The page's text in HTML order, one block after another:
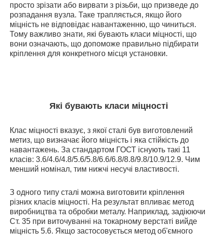
просто зрізати або вирвати з різьби, що призведе до
розпадання вузла. Таке трапляється, якщо його
міцність не відповідає навантаженню, що чиниться.
Тому важливо знати, які бувають класи міцності, що
вони означають, що допоможе правильно підбирати
кріплення для конкретного місця установки.
Які бувають класи міцності
Клас міцності вказує, з якої сталі був виготовлений
метиз, що визначає його міцність і яка стійкість до
навантажень. За стандартом ГОСТ існують такі 11
класів: 3.6/4.6/4.8/5.6/5.8/6.6/6.8/8.8/9.8/10.9/12.9. Чим
менший номінал, тим нижчі несучі властивості.
З одного типу сталі можна виготовити кріплення
різних класів міцності. На результат впливає метод
виробництва та обробки металу. Наприклад, задіюючи
Ст. 35 при виточуванні на токарному верстаті вийде
міцність 5.6. Якщо застосовується метод об'ємного